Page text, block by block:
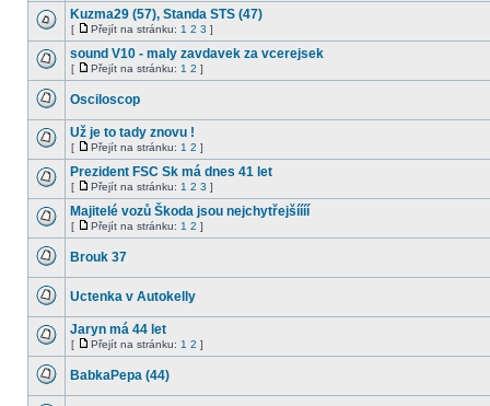
nové
příspěvky
Žádné
příspěvky
Kuzma29 (57), Standa STS (47)
[
Přejít
na
stránku
Přejít na stránku: 1 2 3 ]
Žádné
příspěvky
sound V10 - maly zavdavek za vcerejsek
[
Přejít
stránku
Přejít na stránku: 1 2 ]
nové
příspěvky
Osciloscop
Žádné
nové
příspěvky
Už je to tady znovu !
[
Přejít
na
stránku
Přejít na stránku: 1 2 ]
Žádné
nové
příspěvky
Prezident FSC Sk má dnes 41 let
[
Přejít
na
stránku
Přejít na stránku: 1 2 3 ]
Žádné
příspěvky
Majitelé vozů Škoda jsou nejchytřejšíííí
[
Přejít
stránku
Přejít na stránku: 1 2 ]
příspěvky
Brouk 37
nové
příspěvky
Uctenka v Autokelly
Žádné
příspěvky
Jaryn má 44 let
[
Přejít
stránku
Přejít na stránku: 1 2 ]
BabkaPepa (44)